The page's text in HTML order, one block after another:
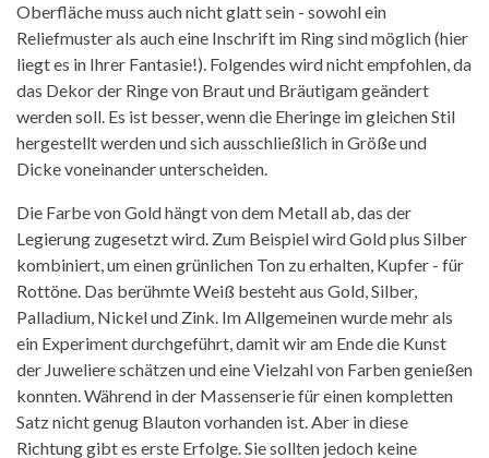
Oberfläche muss auch nicht glatt sein - sowohl ein
Reliefmuster als auch eine Inschrift im Ring sind möglich (hier
liegt es in Ihrer Fantasie!). Folgendes wird nicht empfohlen, da
das Dekor der Ringe von Braut und Bräutigam geändert
werden soll. Es ist besser, wenn die Eheringe im gleichen Stil
hergestellt werden und sich ausschließlich in Größe und
Dicke voneinander unterscheiden.
Die Farbe von Gold hängt von dem Metall ab, das der
Legierung zugesetzt wird. Zum Beispiel wird Gold plus Silber
kombiniert, um einen grünlichen Ton zu erhalten, Kupfer - für
Rottöne. Das berühmte Weiß besteht aus Gold, Silber,
Palladium, Nickel und Zink. Im Allgemeinen wurde mehr als
ein Experiment durchgeführt, damit wir am Ende die Kunst
der Juweliere schätzen und eine Vielzahl von Farben genießen
konnten. Während in der Massenserie für einen kompletten
Satz nicht genug Blauton vorhanden ist. Aber in diese
Richtung gibt es erste Erfolge. Sie sollten jedoch keine